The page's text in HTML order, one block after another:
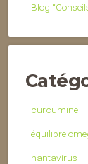
Blog
curcumine
équilibre
hantavirus